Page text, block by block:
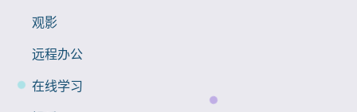
观影
远程办公
在线学习